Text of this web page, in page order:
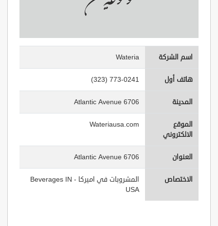
اسم الشركة Wateria
هاتف أول (323) 773-0241
المدينة 6706 Atlantic Avenue
الموقع
الالكتروني
Wateriausa.com
العنوان 6706 Atlantic Avenue
الاختصاص
المشروبات في اميركا - Beverages IN
USA